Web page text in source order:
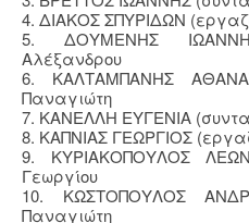
4. ΔΙΑΚΟΣ ΣΠΥΡΙΔΩΝ
5. ΔΟΥΜΕΝΗΣ
Αλέξανδρου
6. ΚΑΛΤΑΜΠΑΝΗΣ
Παναγιώτη
7. ΚΑΝΕΛΛΗ ΕΥΓΕΝΙΑ
8. ΚΑΠΝΙΑΣ ΓΕΩΡΓΙΟΣ
9. ΚΥΡΙΑΚΟΠΟΥΛΟΣ
Γεωργίου
10. ΚΩΣΤΟΠΟΥΛΟΣ
Παναγιώτη